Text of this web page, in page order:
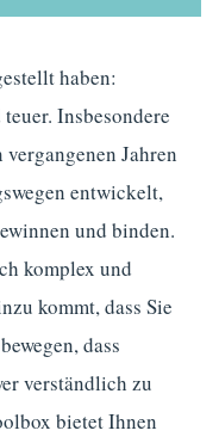
haben:
Insbesondere
Jahren
entwickelt,
und binden.
komplex und
kommt, dass Sie
dass
verständlich zu
bietet Ihnen